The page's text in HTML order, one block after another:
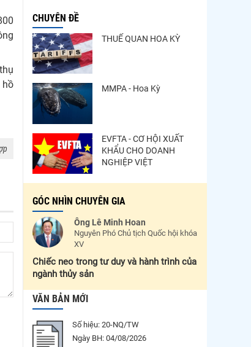
hồ
CHUYÊN ĐỀ
THUẾ QUAN HOA KỲ
MMPA - Hoa Kỳ
EVFTA - CƠ HỘI XUẤT
KHẨU CHO DOANH
NGHIỆP VIỆT
GÓC NHÌN CHUYÊN GIA
Ông Lê Minh Hoan
Nguyên Phó Chủ tịch Quốc hội khóa
XV
Chiếc neo trong tư duy và hành trình của
ngành thủy sản
VĂN BẢN MỚI
Số hiệu: 20-NQ/TW
Ngày BH: 04/08/2026